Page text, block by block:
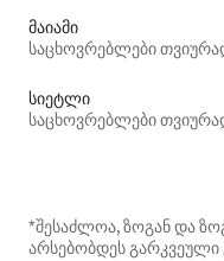
მაიამი
საცხოვრებლები
სიეტლი
საცხოვრებლები
*შესაძლოა, ზოგან და
არსებობდეს გარკვეული